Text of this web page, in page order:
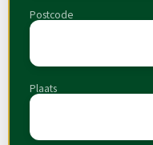
Postcode
Plaats